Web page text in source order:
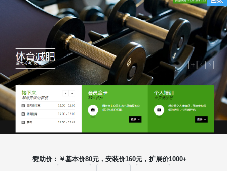
赞助价：￥基本价80元，安装价160元，扩展价1000+